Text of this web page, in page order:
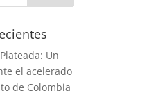
Un
el acelerado
de Colombia